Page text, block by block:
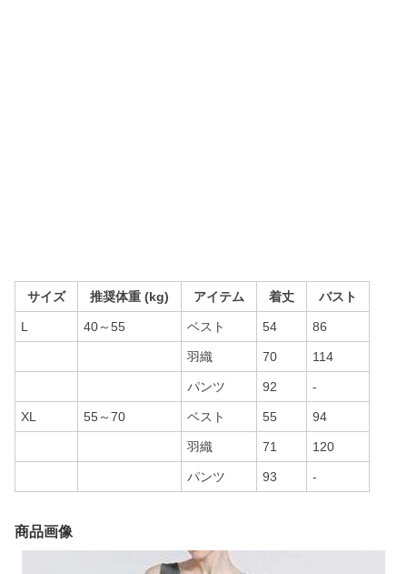
サイズ 推奨体重 (kg) アイテム 着丈 バスト
L 40～55 ベスト 54 86
羽織 70 114
パンツ 92 -
XL 55～70 ベスト 55 94
羽織 71 120
パンツ 93 -
商品画像